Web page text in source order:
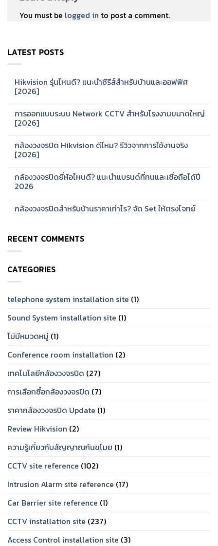
You must be logged in to post a comment.
LATEST POSTS
Hikvision รุ่นไหนดี? แนะนำซีรีส์สำหรับบ้านและออฟฟิศ
[2026]
on
Hikvision
รุ่น
แนะนำ
ซี
รีส์
และ
ออฟฟิศ
[2026]
การออกแบบระบบ Network CCTV สำหรับโรงงานขนาดใหญ่
[2026]
on
การ
ออกแบบ
CCTV
สำหรับ
โรงงาน
[2026]
กล้องวงจรปิด Hikvision ดีไหม? รีวิวจากการใช้งานจริง
[2026]
on
กล้อง
วงจรปิด
ไหม?
ใช้
งาน
[2026]
กล้องวงจรปิดยี่ห้อไหนดี? แนะนำแบรนด์ที่ทนและเชื่อถือได้ปี
2026
on
ไหน
ดี?
แบรนด์
ทน
และ
ถือ
ปี
2026
กล้องวงจรปิดสำหรับบ้านราคาเท่าไร? จัด Set ให้ตรงโจทย์
กล้อง
วงจรปิด
สำหรับ
เท่าไร?
Set
โจทย์
RECENT COMMENTS
CATEGORIES
telephone system installation site (1)
Sound System installation site (1)
ไม่มีหมวดหมู่ (1)
Conference room installation (2)
เทคโนโลยีกล้องวงจรปิด (27)
การเลือกซื้อกล้องวงจรปิด (7)
ราคากล้องวงจรปิด Update (1)
Review Hikvision (2)
ความรู้เกี่ยวกับสัญญาณกันขโมย (1)
CCTV site reference (102)
Intrusion Alarm site reference (17)
Car Barrier site reference (1)
CCTV installation site (237)
Access Control installation site (3)